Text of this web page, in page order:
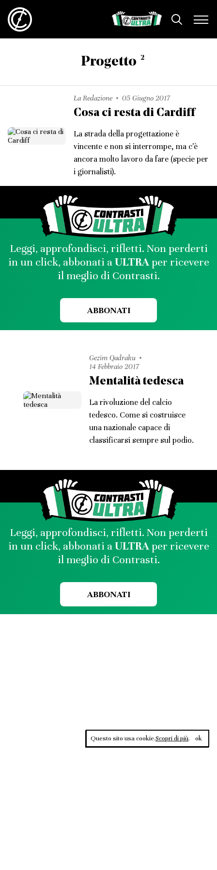
Progetto 2
La Redazione 05 Giugno 2017
Cosa ci resta di Cardiff
La strada della progettazione è
vincente e non si interrompe, ma c'è
ancora molto lavoro da fare (specie per
i giornalisti).
Leggi, approfondisci, rifletti. Non perderti
in un click, abbonati aULTRAper ricevere
il meglio di Contrasti.
ABBONATI
Gezim Qadraku
14 Febbraio 2017
Mentalità tedesca
La rivoluzione del calcio
tedesco. Come si costruisce
una nazionale capace di
classificarsi sempre sul podio.
Leggi, approfondisci, rifletti. Non perderti
in un click, abbonati aULTRAper ricevere
il meglio di Contrasti.
ABBONATI
Questo sito usa cookie.Scopri di più. ok